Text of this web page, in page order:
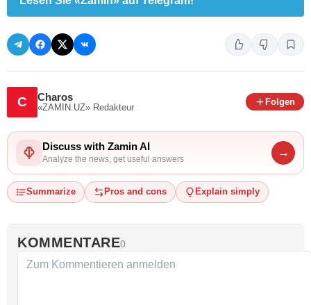
C Charos
«ZAMIN.UZ» Redakteur
Folgen
Discuss with Zamin AI
Analyze the news, get useful answers
→
Summarize Pros and cons Explain simply
KOMMENTARE0